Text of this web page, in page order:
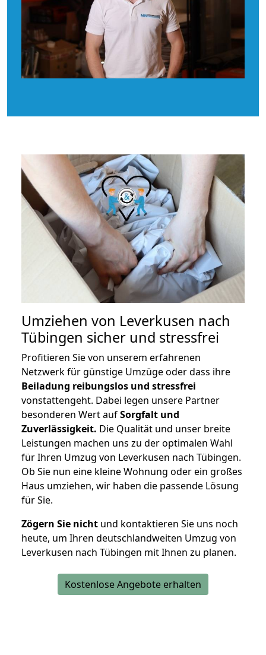
Umziehen von Leverkusen nach
Tübingen sicher und stressfrei
Profitieren Sie von unserem erfahrenen
Netzwerk für günstige Umzüge oder dass ihre
Beiladung reibungslos und stressfrei
vonstattengeht. Dabei legen unsere Partner
besonderen Wert aufSorgfalt und
Zuverlässigkeit. Die Qualität und unser breite
Leistungen machen uns zu der optimalen Wahl
für Ihren Umzug von Leverkusen nach Tübingen.
Ob Sie nun eine kleine Wohnung oder ein großes
Haus umziehen, wir haben die passende Lösung
für Sie.
Zögern Sie nicht und kontaktieren Sie uns noch
heute, um Ihren deutschlandweiten Umzug von
Leverkusen nach Tübingen mit Ihnen zu planen.
Kostenlose Angebote erhalten